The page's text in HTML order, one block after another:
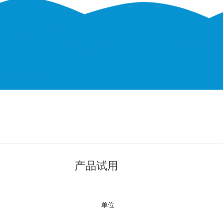
产品试用
单位